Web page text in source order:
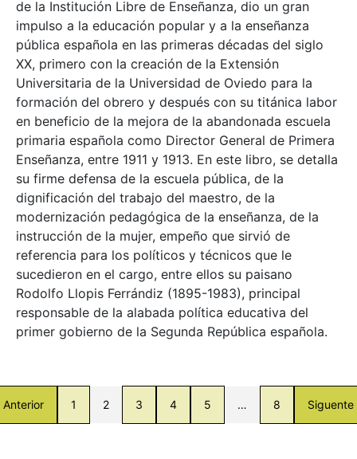
de la Institución Libre de Enseñanza, dio un gran
impulso a la educación popular y a la enseñanza
pública española en las primeras décadas del siglo
XX, primero con la creación de la Extensión
Universitaria de la Universidad de Oviedo para la
formación del obrero y después con su titánica labor
en beneficio de la mejora de la abandonada escuela
primaria española como Director General de Primera
Enseñanza, entre 1911 y 1913. En este libro, se detalla
su firme defensa de la escuela pública, de la
dignificación del trabajo del maestro, de la
modernización pedagógica de la enseñanza, de la
instrucción de la mujer, empeño que sirvió de
referencia para los políticos y técnicos que le
sucedieron en el cargo, entre ellos su paisano
Rodolfo Llopis Ferrándiz (1895-1983), principal
responsable de la alabada política educativa del
primer gobierno de la Segunda República española.
Anterior 1 2 3 4 5 … 8 Siguente